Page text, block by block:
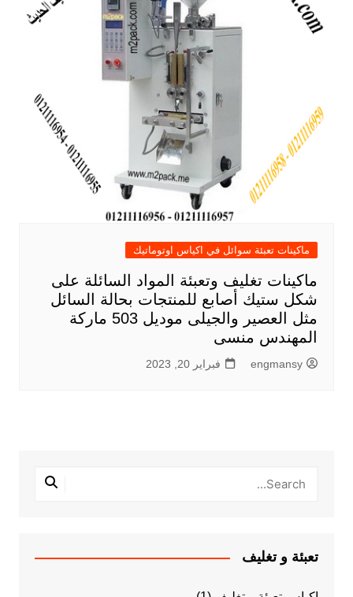
ماكينات تعبئة سوائل في اكياس اوتوماتيك
ماكينات تغليف وتعبئة المواد السائلة على
شكل ستيك أصابع للمنتجات بحالة السائل
مثل العصير والجيلى موديل 503 ماركة
المهندس منسى
engmansy فبراير 20, 2023
تعبئة و تغليف